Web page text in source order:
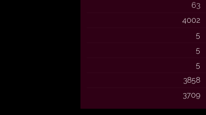
63
4002
5
5
5
3858
3709